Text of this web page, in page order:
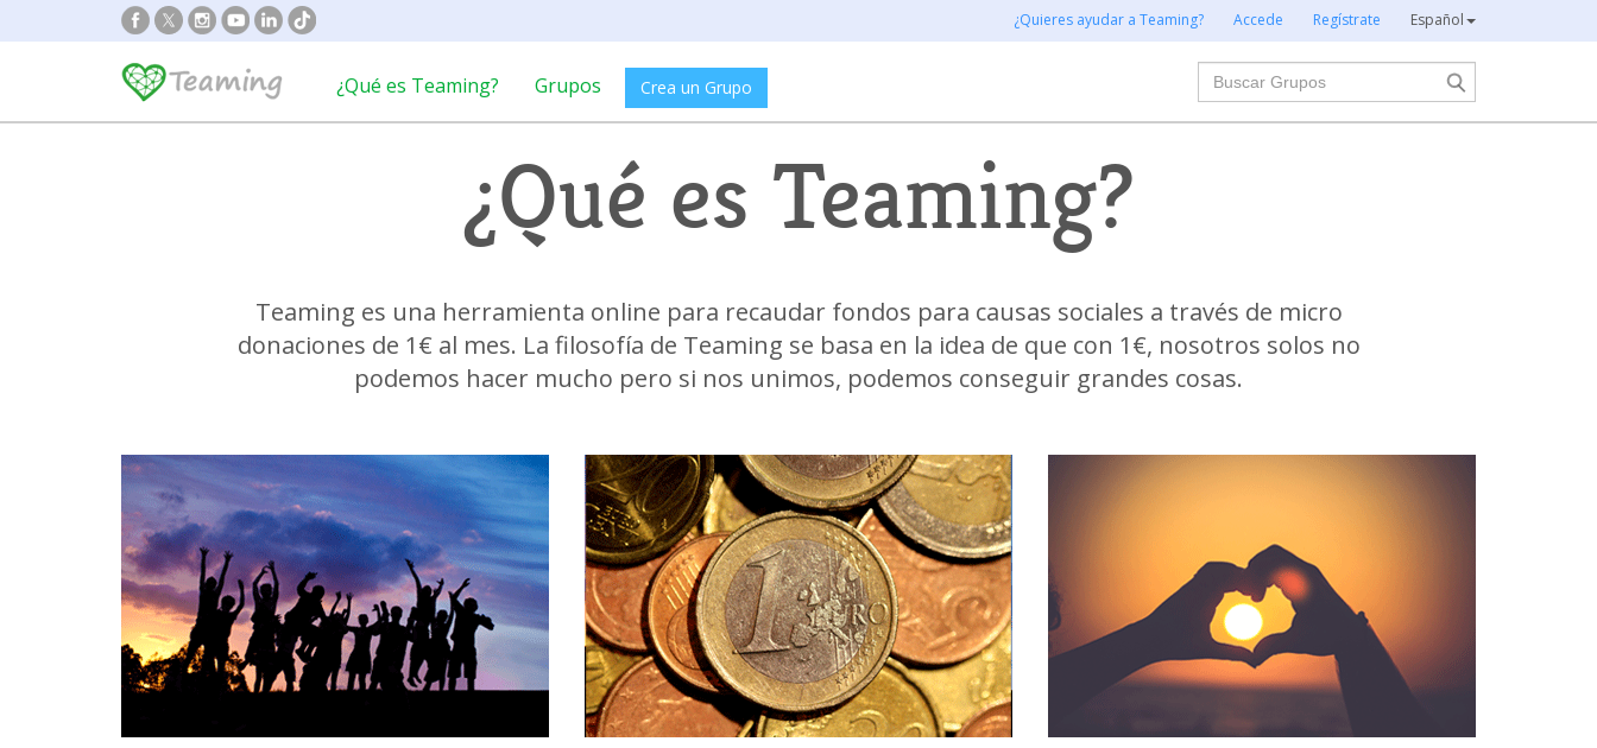
¿Quieres ayudar a Teaming? Accede Regístrate Español
¿Qué es Teaming? Grupos Crea un Grupo
Buscar
¿Qué es Teaming?
Teaming es una herramienta online para recaudar fondos para causas sociales a través de micro
donaciones de 1€ al mes. La filosofía de Teaming se basa en la idea de que con 1€, nosotros solos no
podemos hacer mucho pero si nos unimos, podemos conseguir grandes cosas.